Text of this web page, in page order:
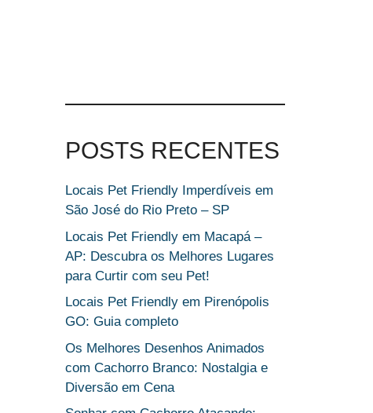
POSTS RECENTES
Locais Pet Friendly Imperdíveis em
São José do Rio Preto – SP
Locais Pet Friendly em Macapá –
AP: Descubra os Melhores Lugares
para Curtir com seu Pet!
Locais Pet Friendly em Pirenópolis
GO: Guia completo
Os Melhores Desenhos Animados
com Cachorro Branco: Nostalgia e
Diversão em Cena